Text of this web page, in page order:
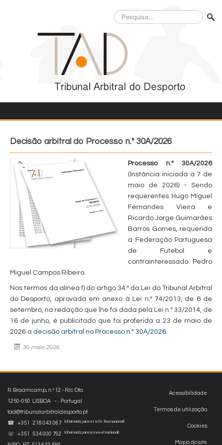
Pesquisa...
Decisão arbitral do Processo n.º 30A/2026
Processo n.º 30A/2026
(Instância iniciada a 7 de
maio de 2026) - Sendo
requerentes Hugo Miguel
Fernandes Vieira e
Ricardo Jorge Guimarães
Barros Gomes, requerida
a Federação Portuguesa
de Futebol e
contrainteressado Pedro
Miguel Campos Ribeiro.
Nos termos da alínea f) do artigo 34.º da Lei do Tribunal Arbitral
do Desporto, aprovada em anexo à Lei n.º 74/2013, de 6 de
setembro, na redação que lhe foi dada pela Lei n.º 33/2014, de
16 de junho, é publicitado que foi proferida a 23 de maio de
2026 a decisão arbitral no Processo n.º 30A/2026.
30 maio 2026
Acessibilidade
Termos de utilização
Cookies
Mapa do site
R. Braamcamp, n.º 12 - R/c Dto.
1250-050 LISBOA - Portugal
tad@tribunalarbitraldesporto.pt
☎ +351 218 043 067
(chamada para a rede fixa nacional)
☏ +351 934 000 792 (chamada para a móvel nacional)